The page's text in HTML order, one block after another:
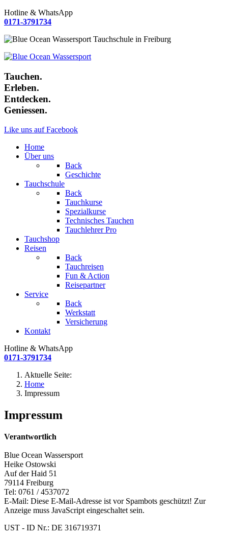
Hotline & WhatsApp
0171-3791734
Tauchen.
Erleben.
Entdecken.
Geniessen.
Like uns auf Facebook
Home
Über uns
Back
Geschichte
Tauchschule
Back
Tauchkurse
Spezialkurse
Technisches Tauchen
Tauchlehrer Pro
Tauchshop
Reisen
Back
Tauchreisen
Fun & Action
Reisepartner
Service
Back
Werkstatt
Versicherung
Kontakt
Hotline & WhatsApp
0171-3791734
Aktuelle Seite:
Home
Impressum
Impressum
Verantwortlich
Blue Ocean Wassersport
Heike Ostowski
Auf der Haid 51
79114 Freiburg
Tel: 0761 / 4537072
E-Mail: Diese E-Mail-Adresse ist vor Spambots geschützt! Zur
Anzeige muss JavaScript eingeschaltet sein.
UST - ID Nr.: DE 316719371